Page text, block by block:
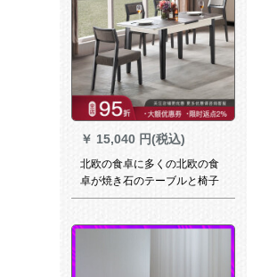
￥ 15,040 円(税込)
北欧の食卓に多くの北欧の食
卓が焼き石のテーブルと椅子
を組み合わせたモデルプチッ
ご飯テーブル焼石ガラス台